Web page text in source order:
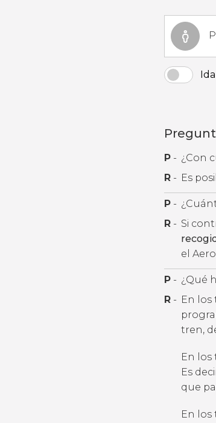
P - ¿Con
R - Es
P -
R - Si
el
P - ¿Qué
R - En los
tren,
En los
Es
que
En los